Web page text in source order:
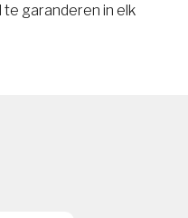
garanderen in elk